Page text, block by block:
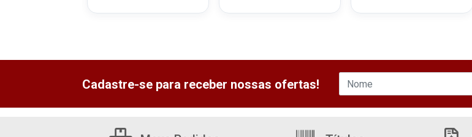
Cadastre-se para receber nossas ofertas!